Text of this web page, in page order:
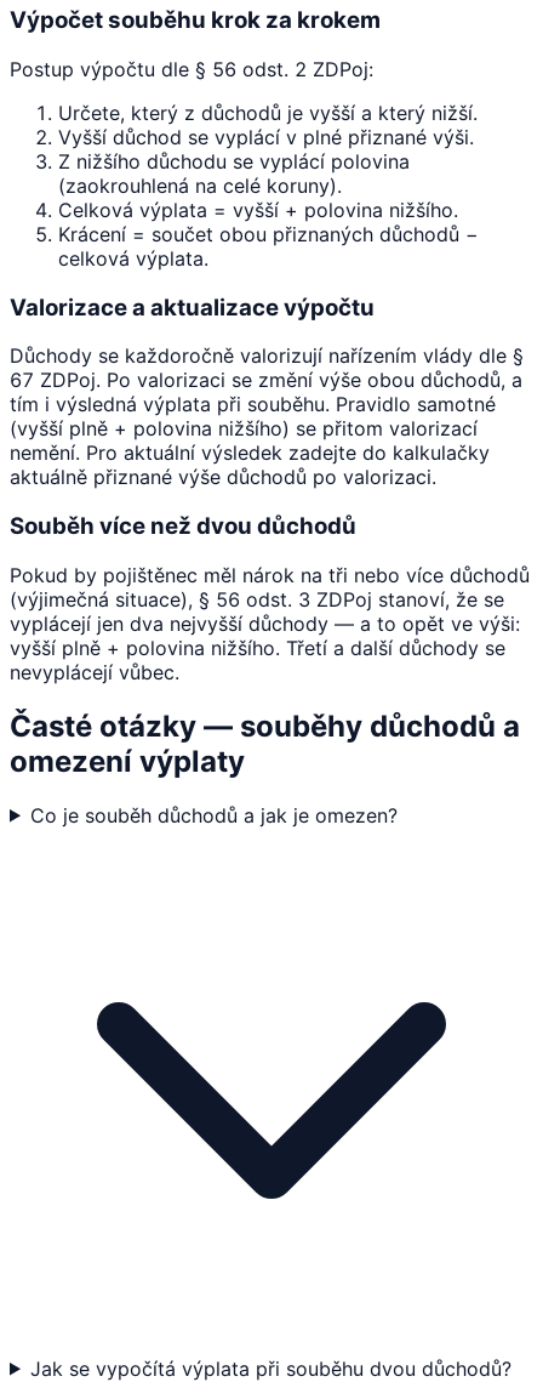
Výpočet souběhu krok za krokem
Postup výpočtu dle § 56 odst. 2 ZDPoj:
Určete, který z důchodů je vyšší a který nižší.
Vyšší důchod se vyplácí v plné přiznané výši.
Z nižšího důchodu se vyplácí polovina
(zaokrouhlená na celé koruny).
Celková výplata = vyšší + polovina nižšího.
Krácení = součet obou přiznaných důchodů −
celková výplata.
Valorizace a aktualizace výpočtu
Důchody se každoročně valorizují nařízením vlády dle §
67 ZDPoj. Po valorizaci se změní výše obou důchodů, a
tím i výsledná výplata při souběhu. Pravidlo samotné
(vyšší plně + polovina nižšího) se přitom valorizací
nemění. Pro aktuální výsledek zadejte do kalkulačky
aktuálně přiznané výše důchodů po valorizaci.
Souběh více než dvou důchodů
Pokud by pojištěnec měl nárok na tři nebo více důchodů
(výjimečná situace), § 56 odst. 3 ZDPoj stanoví, že se
vyplácejí jen dva nejvyšší důchody — a to opět ve výši:
vyšší plně + polovina nižšího. Třetí a další důchody se
nevyplácejí vůbec.
Časté otázky — souběhy důchodů a
omezení výplaty
Co je souběh důchodů a jak je omezen?
Jak se vypočítá výplata při souběhu dvou důchodů?